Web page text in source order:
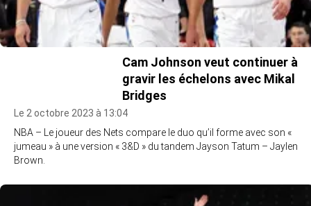
Cam Johnson veut continuer à
gravir les échelons avec Mikal
Bridges
Le 2 octobre 2023 à 13:04
NBA – Le joueur des Nets compare le duo qu’il forme avec son «
jumeau » à une version « 3&D » du tandem Jayson Tatum – Jaylen
Brown.